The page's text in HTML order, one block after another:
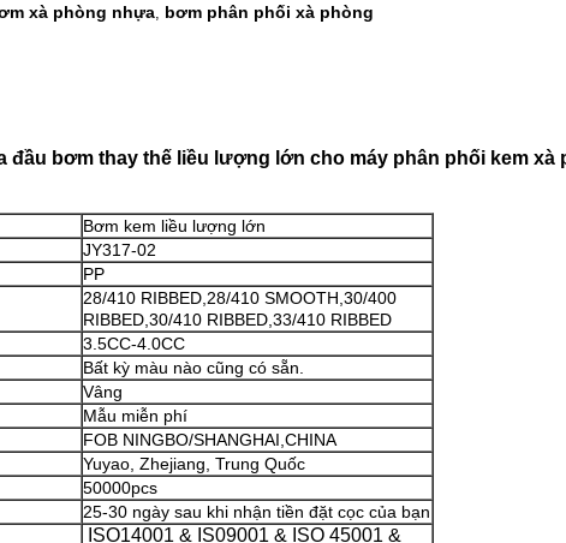
xà phòng nhựa, bơm phân phối xà phòng
đầu bơm thay thế liều lượng lớn cho máy phân phối kem xà
Bơm kem liều lượng lớn
JY317-02
PP
28/410 RIBBED,28/410 SMOOTH,30/400
RIBBED,30/410 RIBBED,33/410 RIBBED
3.5CC-4.0CC
Bất kỳ màu nào cũng có sẵn.
Vâng
Mẫu miễn phí
FOB NINGBO/SHANGHAI,CHINA
Yuyao, Zhejiang, Trung Quốc
50000pcs
25-30 ngày sau khi nhận tiền đặt cọc của bạn
ISO14001 & IS09001 & ISO 45001 &